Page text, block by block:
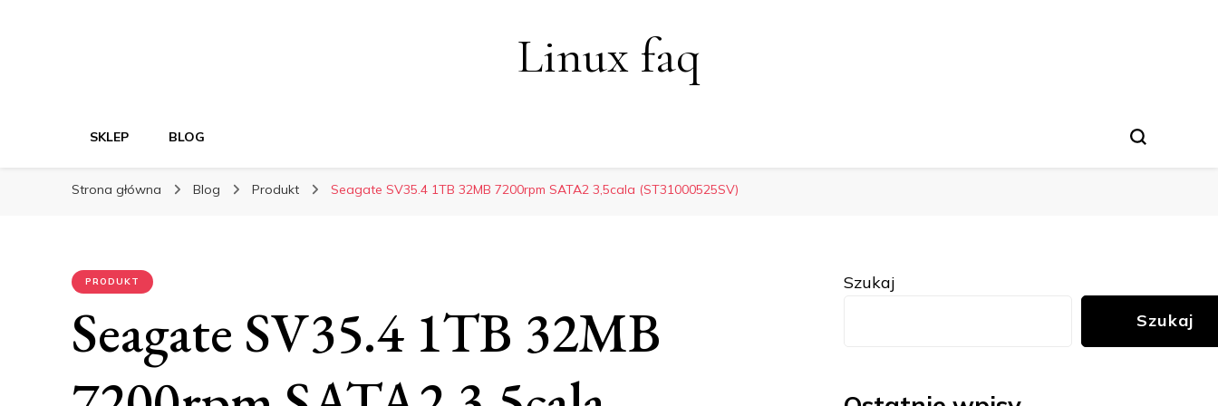
Linux faq
SKLEP BLOG
Strona główna Blog Produkt Seagate SV35.4 1TB 32MB 7200rpm SATA2 3,5cala (ST31000525SV)
PRODUKT
Seagate SV35.4 1TB 32MB
Szukaj
Szukaj